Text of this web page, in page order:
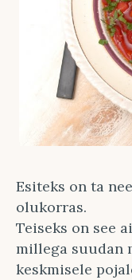
Esiteks on ta
olukorras.
Teiseks on see
millega suudan
keskmisele